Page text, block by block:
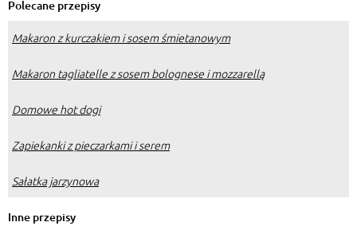
Polecane przepisy
Makaron z kurczakiem i sosem śmietanowym
Makaron tagliatelle z sosem bolognese i mozzarellą
Domowe hot dogi
Zapiekanki z pieczarkami i serem
Sałatka jarzynowa
Inne przepisy